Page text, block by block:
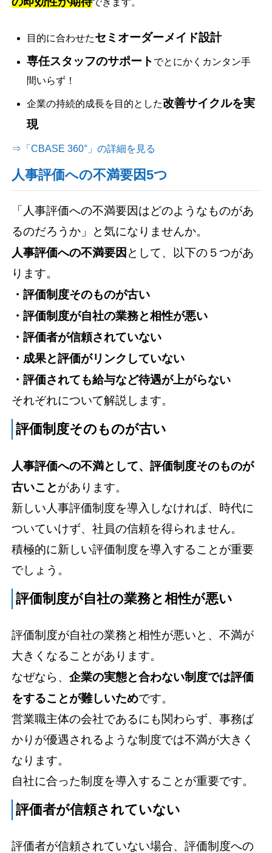
目的に合わせたセミオーダーメイド設計
専任スタッフのサポート でとにかくカンタン手
間いらず！
企業の持続的成長を目的とした改善サイクルを実
現
⇒「CBASE 360°」の詳細を見る
人事評価への不満要因5つ
「人事評価への不満要因はどのようなものがあ
るのだろうか」と気になりませんか。
人事評価への不満要因 として、以下の５つがあ
ります。
・評価制度そのものが古い
・評価制度が自社の業務と相性が悪い
・評価者が信頼されていない
・成果と評価がリンクしていない
・評価されても給与など待遇が上がらない
それぞれについて解説します。
評価制度そのものが古い
人事評価への不満として、評価制度そのものが
古いことがあります。
新しい人事評価制度を導入しなければ、時代に
ついていけず、社員の信頼を得られません。
積極的に新しい評価制度を導入することが重要
でしょう。
評価制度が自社の業務と相性が悪い
評価制度が自社の業務と相性が悪いと、不満が
大きくなることがあります。
なぜなら、企業の実態と合わない制度では評価
をすることが難しいためです。
営業職主体の会社であるにも関わらず、事務ば
かりが優遇されるような制度では不満が大きく
なります。
自社に合った制度を導入することが重要です。
評価者が信頼されていない
評価者が信頼されていない場合、評価制度への